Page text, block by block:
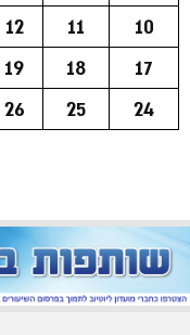
10
11
12
17
18
19
24
25
26